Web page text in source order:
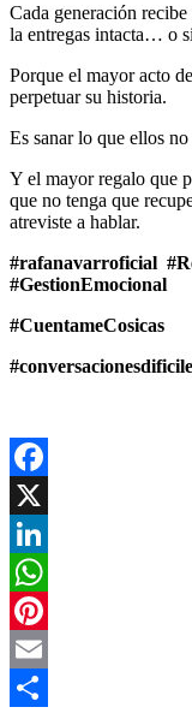
Cada generación
la entregas intacta… o
Porque el mayor acto
perpetuar su historia.
Es sanar lo que ellos
Y el mayor regalo que
que no tenga que
atreviste a hablar.
#rafanavarroficial
#GestionEmocional
#CuentameCosicas
Facebook
X
LinkedIn
WhatsApp
Pinterest
Email